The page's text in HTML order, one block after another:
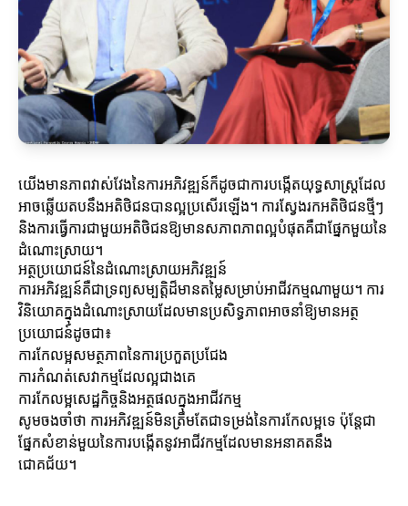
យើងមានភាពវាស់វែងនៃការអភិវឌ្ឍន៍ក៏ដូចជាការបង្កើតយុទ្ធសាស្ត្រដែល
អាចឆ្លើយតបនឹងអតិថិជនបានល្អប្រសើរឡើង។ ការស្វែងរកអតិថិជនថ្មីៗ
និងការធ្វើការជាមួយអតិថិជនឱ្យមានសភាពភាពល្អបំផុតគឺជាផ្នែកមួយនៃ
ដំណោះស្រាយ។
អត្ថប្រយោជន៍នៃដំណោះស្រាយអភិវឌ្ឍន៍
ការអភិវឌ្ឍន៍គឺជាទ្រព្យសម្បត្តិដ៏មានតម្លៃសម្រាប់អាជីវកម្មណាមួយ។ ការ
វិនិយោគក្នុងដំណោះស្រាយដែលមានប្រសិទ្ធភាពអាចនាំឱ្យមានអត្ថ
ប្រយោជន៍ដូចជា៖
ការកែលម្អសមត្ថភាពនៃការប្រកួតប្រជែង
ការកំណត់សេវាកម្មដែលល្អជាងគេ
ការកែលម្អសេដ្ឋកិច្ចនិងអត្ថផលក្នុងអាជីវកម្ម
សូមចងចាំថា ការអភិវឌ្ឍន៍មិនត្រឹមតែជាទម្រង់នៃការកែលម្អទេ ប៉ុន្តែជា
ផ្នែកសំខាន់មួយនៃការបង្កើតនូវអាជីវកម្មដែលមានអនាគតនឹង
ជោគជ័យ។